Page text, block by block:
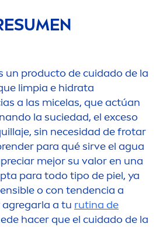
MEN
un producto de cuidado de la
limpia e hidrata
a las micelas, que actúan
la suciedad, el exceso
sin necesidad de frotar
para qué sirve el agua
mejor su valor en una
para todo tipo de piel, ya
o con tendencia a
a tu rutina de
hacer que el cuidado de la